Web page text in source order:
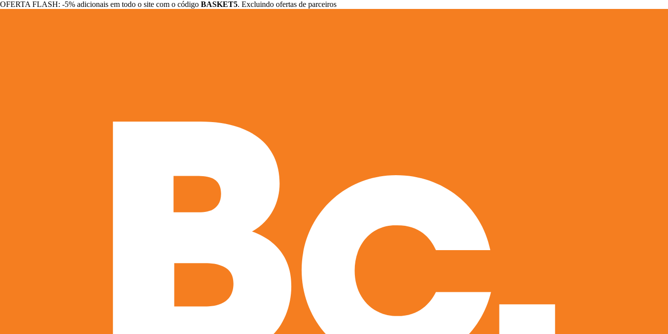
OFERTA FLASH: -5% adicionais em todo o site com o código BASKET5. Excluindo ofertas de parceiros